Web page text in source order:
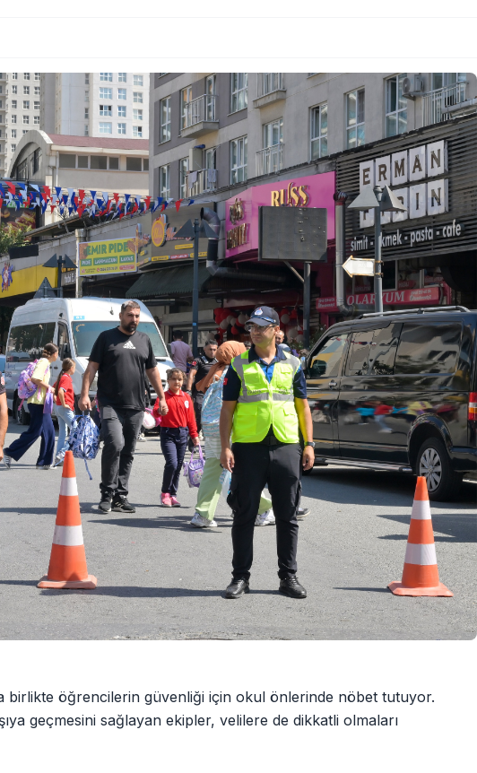
birlikte öğrencilerin güvenliği için okul önlerinde nöbet tutuyor.
geçmesini sağlayan ekipler, velilere de dikkatli olmaları